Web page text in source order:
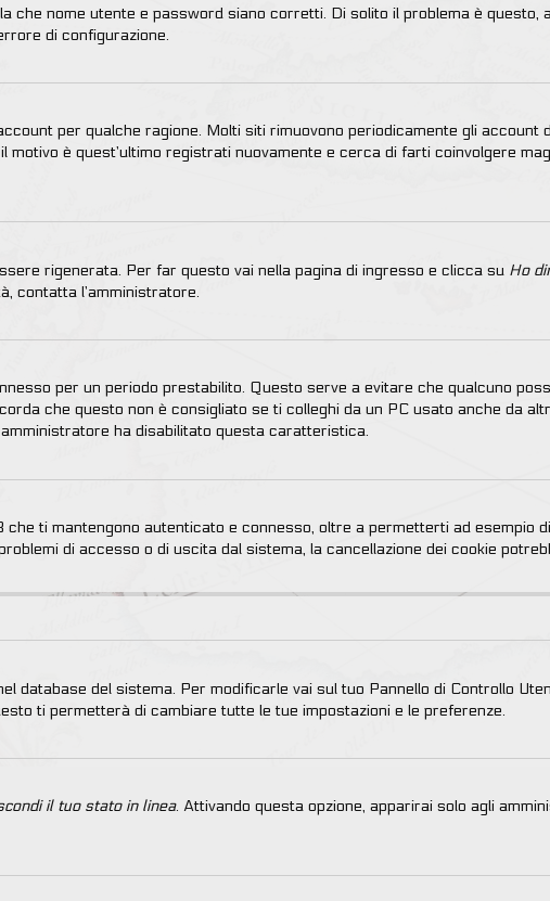
che nome utente e password siano corretti. Di solito il problema è questo,
di configurazione.
per qualche ragione. Molti siti rimuovono periodicamente gli account
è quest’ultimo registrati nuovamente e cerca di farti coinvolgere
rigenerata. Per far questo vai nella pagina di ingresso e clicca su Ho
contatta l’amministratore.
per un periodo prestabilito. Questo serve a evitare che qualcuno
che questo non è consigliato se ti colleghi da un PC usato anche da
ha disabilitato questa caratteristica.
che ti mantengono autenticato e connesso, oltre a permetterti ad esempio
di accesso o di uscita dal sistema, la cancellazione dei cookie
database del sistema. Per modificarle vai sul tuo Pannello di Controllo
ti permetterà di cambiare tutte le tue impostazioni e le preferenze.
il tuo stato in linea. Attivando questa opzione, apparirai solo agli